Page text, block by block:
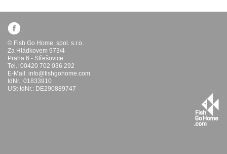
© Fish Go Home, spol. s.r.o.
Za Hládkovem 973/4
Praha 6 - Střešovice
Tel.: 00420 702 036 292
E-Mail: info@fishgohome.com
IdNr.: 01833910
USt-IdNr.: DE290889747